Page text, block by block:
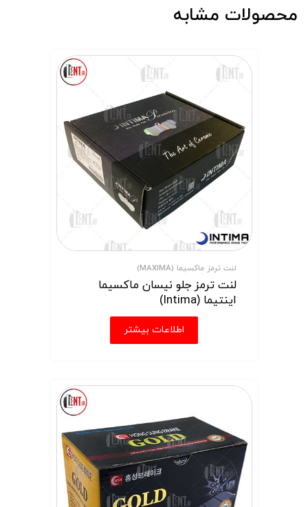
محصولات مشابه
لنت ترمز ماکسیما (MAXIMA)
لنت ترمز جلو نیسان ماکسیما
اینتیما (Intima)
اطلاعات بیشتر